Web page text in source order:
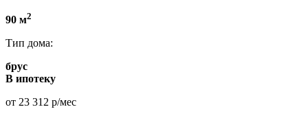
90 м2
Тип дома:
брус
В ипотеку
от 23 312 р/мес